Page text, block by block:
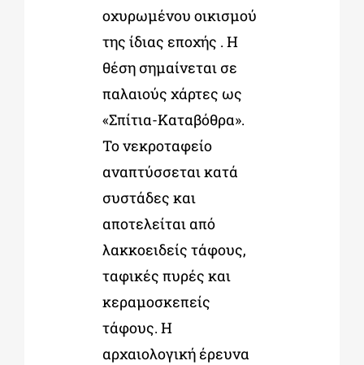
οχυρωμένου οικισμού
της ίδιας εποχής . Η
θέση σημαίνεται σε
παλαιούς χάρτες ως
«Σπίτια-Καταβόθρα».
Το νεκροταφείο
αναπτύσσεται κατά
συστάδες και
αποτελείται από
λακκοειδείς τάφους,
ταφικές πυρές και
κεραμοσκεπείς
τάφους. Η
αρχαιολογική έρευνα